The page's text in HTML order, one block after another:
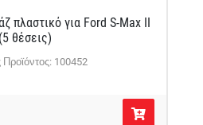
πλαστικό για Ford S-Max II
(5 θέσεις)
100452